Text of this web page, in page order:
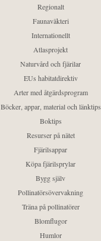
Regionalt
Faunaväkteri
Internationellt
Atlasprojekt
Naturvård och fjärilar
EUs habitatdirektiv
Arter med åtgärdsprogram
Böcker, appar, material och länktips
Boktips
Resurser på nätet
Fjärilsappar
Köpa fjärilsprylar
Bygg själv
Pollinatörsövervakning
Träna på pollinatörer
Blomflugor
Humlor